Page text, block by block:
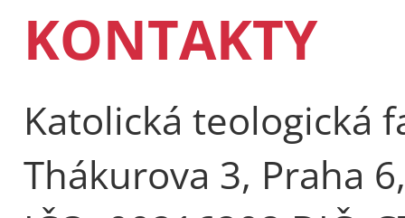
KONTAKTY
Katolická teologická
Thákurova 3, Praha